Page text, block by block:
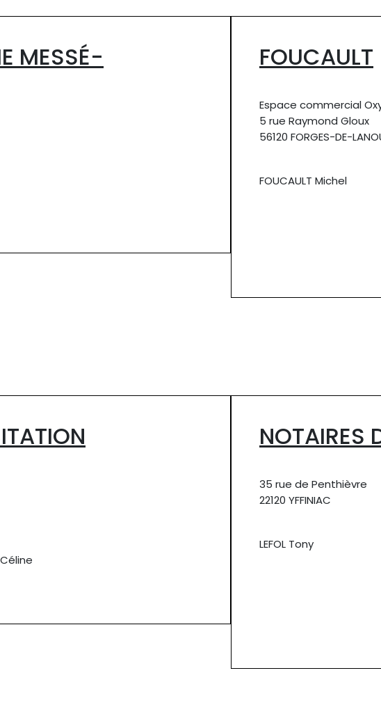
MESSÉ- FOUCAULT
Espace commercial
5 rue Raymond Gloux
56120 FORGES-DE-
FOUCAULT Michel
Céline
NOTAIRES
35 rue de Penthièvre
22120 YFFINIAC
LEFOL Tony